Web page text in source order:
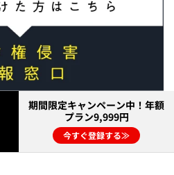
期間限定キャンペーン中！年額
プラン9,999円
今すぐ登録する≫